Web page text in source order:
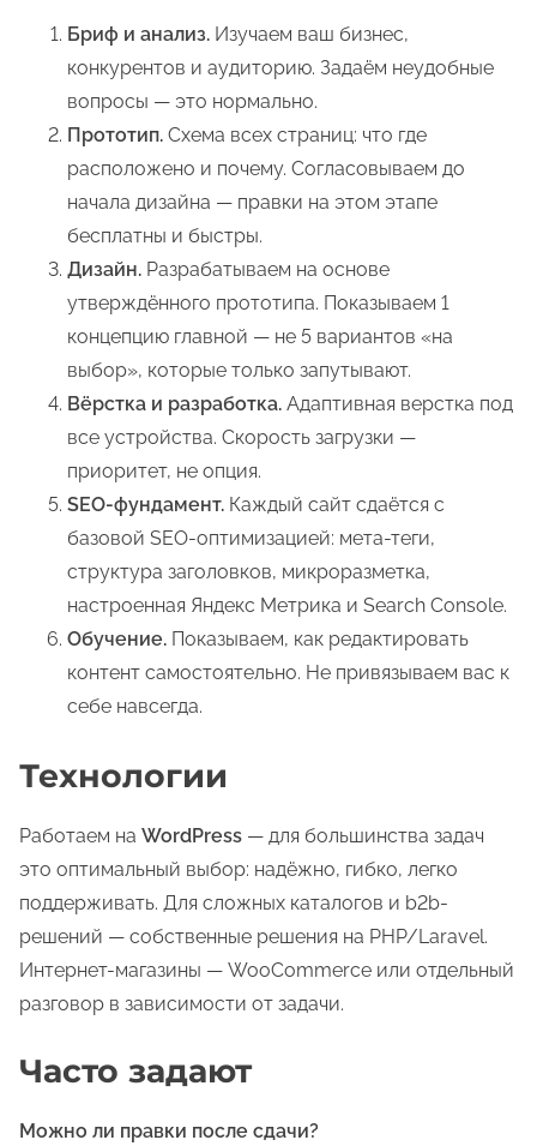
Бриф и анализ. Изучаем ваш бизнес,
конкурентов и аудиторию. Задаём неудобные
вопросы — это нормально.
Прототип. Схема всех страниц: что где
расположено и почему. Согласовываем до
начала дизайна — правки на этом этапе
бесплатны и быстры.
Дизайн. Разрабатываем на основе
утверждённого прототипа. Показываем 1
концепцию главной — не 5 вариантов «на
выбор», которые только запутывают.
Вёрстка и разработка. Адаптивная верстка под
все устройства. Скорость загрузки —
приоритет, не опция.
SEO-фундамент. Каждый сайт сдаётся с
базовой SEO-оптимизацией: мета-теги,
структура заголовков, микроразметка,
настроенная Яндекс Метрика и Search Console.
Обучение. Показываем, как редактировать
контент самостоятельно. Не привязываем вас к
себе навсегда.
Технологии
Работаем на WordPress — для большинства задач
это оптимальный выбор: надёжно, гибко, легко
поддерживать. Для сложных каталогов и b2b-
решений — собственные решения на PHP/Laravel.
Интернет-магазины — WooCommerce или отдельный
разговор в зависимости от задачи.
Часто задают
Можно ли правки после сдачи?